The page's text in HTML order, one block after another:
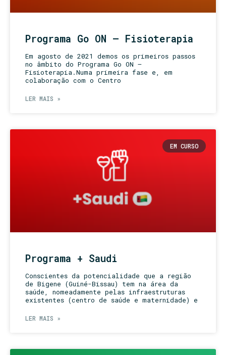
Programa Go ON – Fisioterapia
Em agosto de 2021 demos os primeiros passos
no âmbito do Programa Go ON –
Fisioterapia.Numa primeira fase e, em
colaboração com o Centro
LER MAIS »
EM CURSO
Programa + Saudi
Conscientes da potencialidade que a região
de Bigene (Guiné-Bissau) tem na área da
saúde, nomeadamente pelas infraestruturas
existentes (centro de saúde e maternidade) e
LER MAIS »